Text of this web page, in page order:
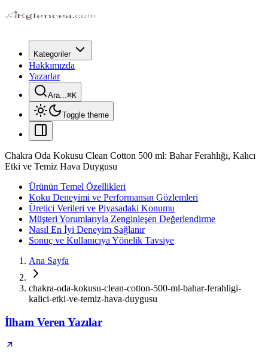
Kategoriler
Hakkımızda
Yazarlar
Ara...⌘K
Toggle theme
Chakra Oda Kokusu Clean Cotton 500 ml: Bahar Ferahlığı, Kalıcı
Etki ve Temiz Hava Duygusu
Ürünün Temel Özellikleri
Koku Deneyimi ve Performansın Gözlemleri
Üretici Verileri ve Piyasadaki Konumu
Müşteri Yorumlarıyla Zenginleşen Değerlendirme
Nasıl En İyi Deneyim Sağlanır
Sonuç ve Kullanıcıya Yönelik Tavsiye
Ana Sayfa
chakra-oda-kokusu-clean-cotton-500-ml-bahar-ferahligi-
kalici-etki-ve-temiz-hava-duygusu
İlham Veren Yazılar